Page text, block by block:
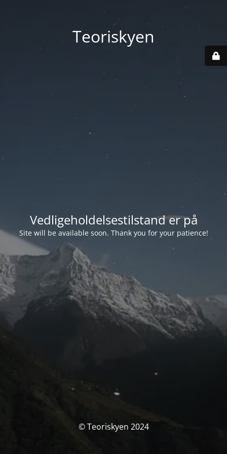
Teoriskyen
Vedligeholdelsestilstand er på
Site will be available soon. Thank you for your patience!
© Teoriskyen 2024